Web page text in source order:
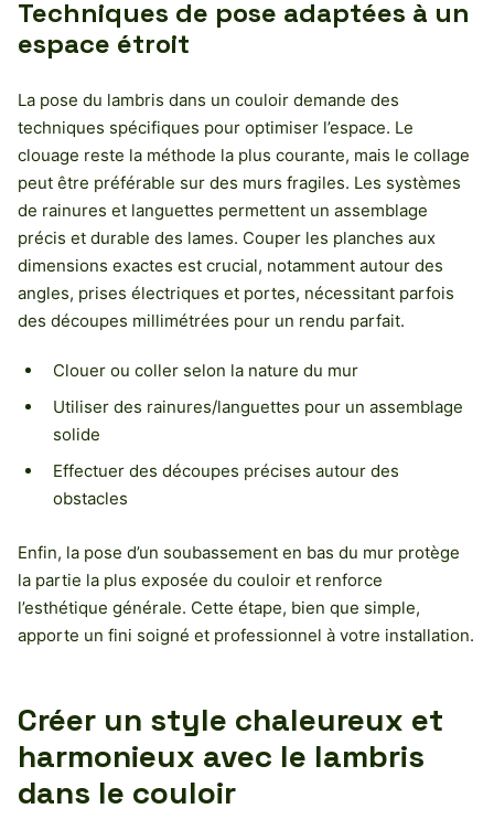
Techniques de pose adaptées à un
espace étroit
La pose du lambris dans un couloir demande des
techniques spécifiques pour optimiser l’espace. Le
clouage reste la méthode la plus courante, mais le collage
peut être préférable sur des murs fragiles. Les systèmes
de rainures et languettes permettent un assemblage
précis et durable des lames. Couper les planches aux
dimensions exactes est crucial, notamment autour des
angles, prises électriques et portes, nécessitant parfois
des découpes millimétrées pour un rendu parfait.
Clouer ou coller selon la nature du mur
Utiliser des rainures/languettes pour un assemblage
solide
Effectuer des découpes précises autour des
obstacles
Enfin, la pose d’un soubassement en bas du mur protège
la partie la plus exposée du couloir et renforce
l’esthétique générale. Cette étape, bien que simple,
apporte un fini soigné et professionnel à votre installation.
Créer un style chaleureux et
harmonieux avec le lambris
dans le couloir